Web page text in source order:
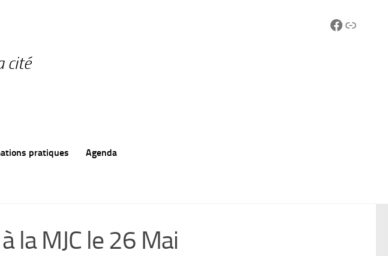
cité
Facebook
Lien
pratiques Agenda
la MJC le 26 Mai